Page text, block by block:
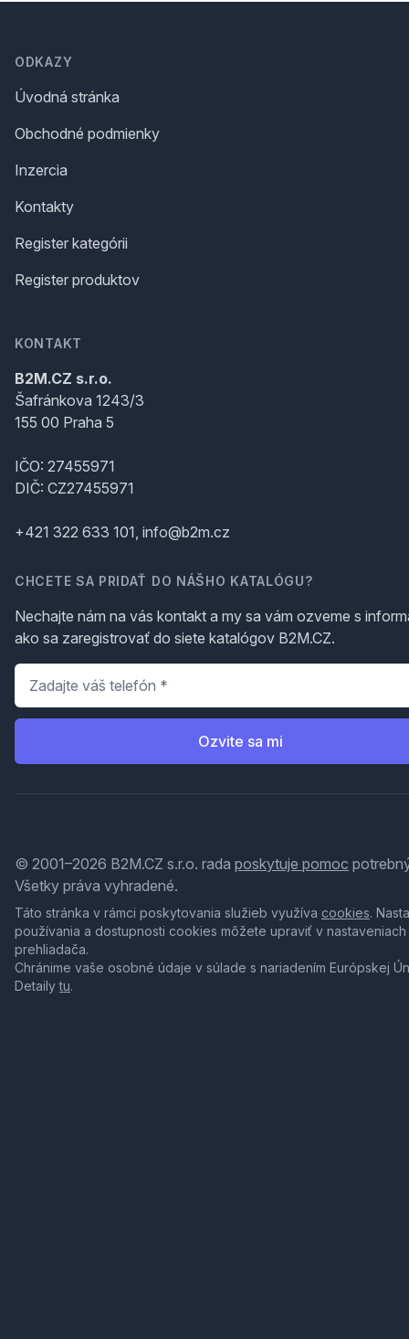
ODKAZY
Úvodná stránka
Obchodné podmienky
Inzercia
Kontakty
Register kategórii
Register produktov
KONTAKT
B2M.CZ s.r.o.
Šafránkova 1243/3
155 00 Praha 5
IČO: 27455971
DIČ: CZ27455971
+421 322 633 101, info@b2m.cz
CHCETE SA PRIDAŤ DO NÁŠHO KATALÓGU?
Nechajte nám na vás kontakt a my sa vám ozveme s
ako sa zaregistrovať do siete katalógov B2M.CZ.
Telefón
Ozvite sa mi
© 2001–2026 B2M.CZ s.r.o. rada poskytuje pomoc
Všetky práva vyhradené.
Táto stránka v rámci poskytovania služieb využíva cookies.
používania a dostupnosti cookies môžete upraviť v nastaveniach
prehliadača.
Chránime vaše osobné údaje v súlade s nariadením Európskej
Detailytu.